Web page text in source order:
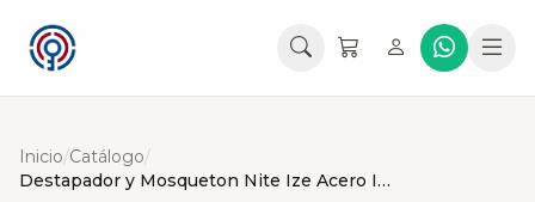
Inicio/Catálogo/
Destapador y Mosqueton Nite Ize Acero Inox (Llavero)